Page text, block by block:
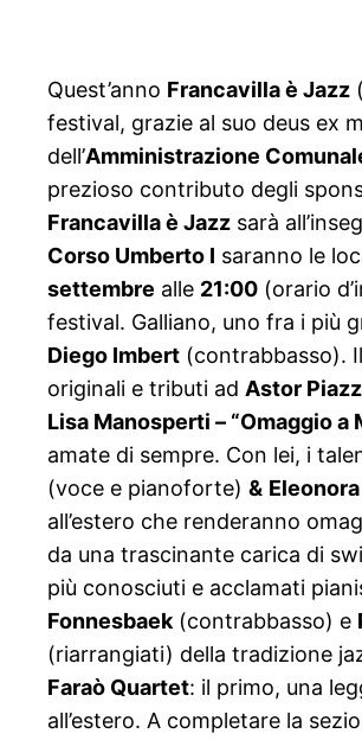
Quest’anno Francavilla è Jazz (
festival, grazie al suo deus ex
dell’Amministrazione
prezioso contributo degli
Francavilla è Jazz sarà
Corso Umberto I saranno le
settembre alle 21:00 (orario
festival. Galliano, uno fra i più
Diego Imbert (contrabbasso).
originali e tributi ad Astor
Lisa Manosperti – “Omaggio a
amate di sempre. Con lei, i
(voce e pianoforte) &
all’estero che renderanno
da una trascinante carica di
più conosciuti e acclamati
Fonnesbaek(contrabbasso) e
(riarrangiati) della tradizione
Faraò Quartet: il primo, una
all’estero. A completare la